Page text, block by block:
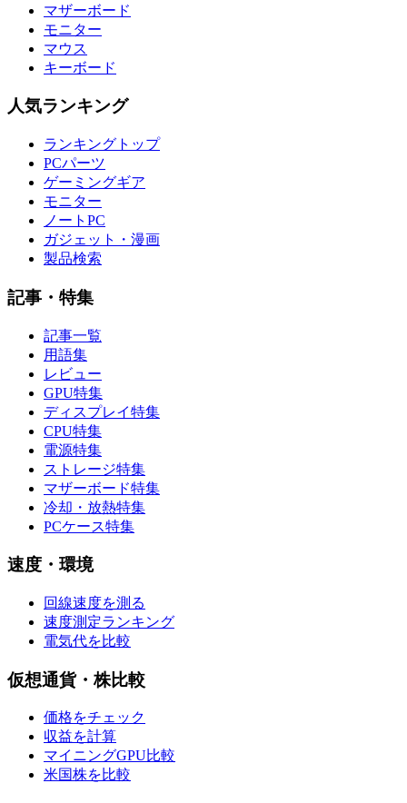
マザーボード
モニター
マウス
キーボード
人気ランキング
ランキングトップ
PCパーツ
ゲーミングギア
モニター
ノートPC
ガジェット・漫画
製品検索
記事・特集
記事一覧
用語集
レビュー
GPU特集
ディスプレイ特集
CPU特集
電源特集
ストレージ特集
マザーボード特集
冷却・放熱特集
PCケース特集
速度・環境
回線速度を測る
速度測定ランキング
電気代を比較
仮想通貨・株比較
価格をチェック
収益を計算
マイニングGPU比較
米国株を比較